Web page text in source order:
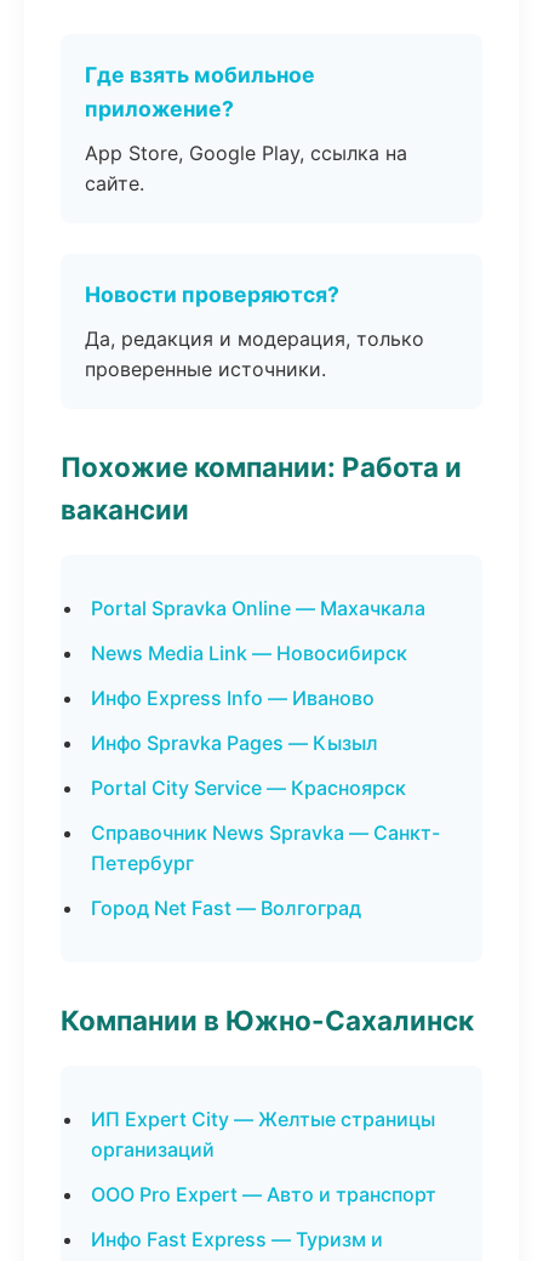
Где взять мобильное
приложение?
App Store, Google Play, ссылка на
сайте.
Новости проверяются?
Да, редакция и модерация, только
проверенные источники.
Похожие компании: Работа и
вакансии
Portal Spravka Online — Махачкала
News Media Link — Новосибирск
Инфо Express Info — Иваново
Инфо Spravka Pages — Кызыл
Portal City Service — Красноярск
Справочник News Spravka — Санкт-
Петербург
Город Net Fast — Волгоград
Компании в Южно-Сахалинск
ИП Expert City — Желтые страницы
организаций
ООО Pro Expert — Авто и транспорт
Инфо Fast Express — Туризм и